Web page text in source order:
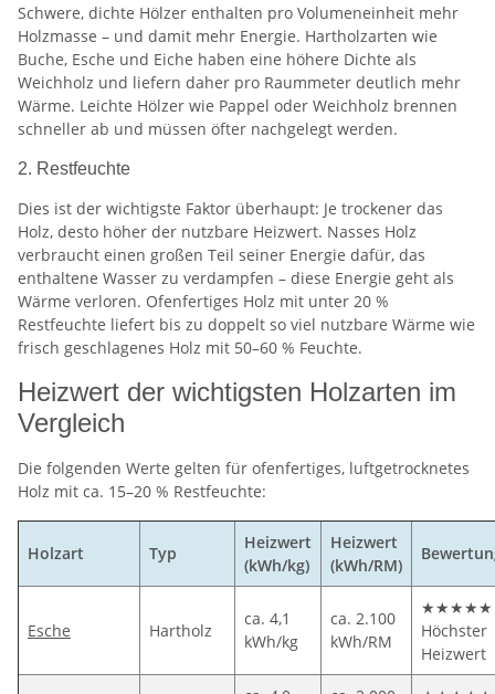
Schwere, dichte Hölzer enthalten pro Volumeneinheit mehr
Holzmasse – und damit mehr Energie. Hartholzarten wie
Buche, Esche und Eiche haben eine höhere Dichte als
Weichholz und liefern daher pro Raummeter deutlich mehr
Wärme. Leichte Hölzer wie Pappel oder Weichholz brennen
schneller ab und müssen öfter nachgelegt werden.
2. Restfeuchte
Dies ist der wichtigste Faktor überhaupt: Je trockener das
Holz, desto höher der nutzbare Heizwert. Nasses Holz
verbraucht einen großen Teil seiner Energie dafür, das
enthaltene Wasser zu verdampfen – diese Energie geht als
Wärme verloren. Ofenfertiges Holz mit unter 20 %
Restfeuchte liefert bis zu doppelt so viel nutzbare Wärme wie
frisch geschlagenes Holz mit 50–60 % Feuchte.
Heizwert der wichtigsten Holzarten im
Vergleich
Die folgenden Werte gelten für ofenfertiges, luftgetrocknetes
Holz mit ca. 15–20 % Restfeuchte:
Holzart Typ
Heizwert
(kWh/kg)
Heizwert
(kWh/RM)
Esche Hartholz
ca. 4,1
kWh/kg
ca. 2.100
kWh/RM
★★★★★
Höchster
Heizwert